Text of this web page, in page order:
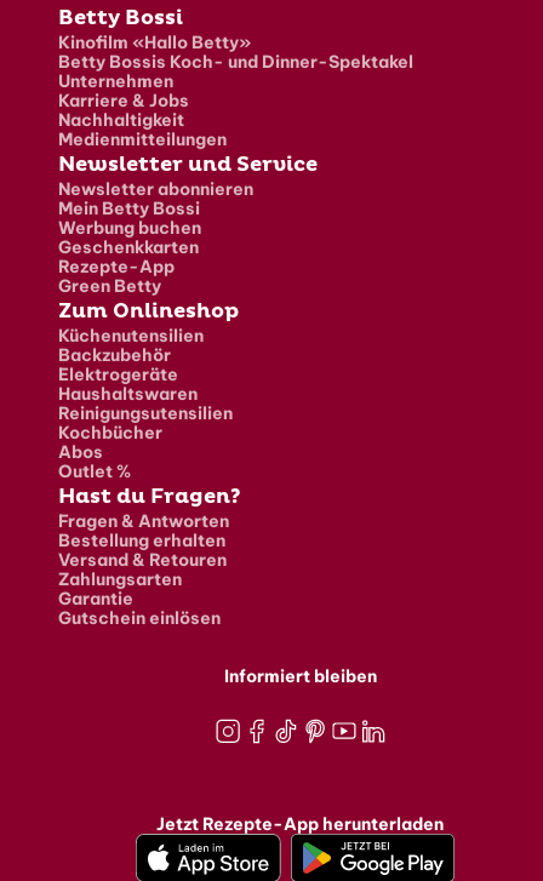
Fusszeile
Betty Bossi
Kinofilm «Hallo Betty»
Betty Bossis Koch- und Dinner-Spektakel
Unternehmen
Karriere & Jobs
Nachhaltigkeit
Medienmitteilungen
Newsletter und Service
Newsletter abonnieren
Mein Betty Bossi
Werbung buchen
Geschenkkarten
Rezepte-App
Green Betty
Zum Onlineshop
Küchenutensilien
Backzubehör
Elektrogeräte
Haushaltswaren
Reinigungsutensilien
Kochbücher
Abos
Outlet %
Hast du Fragen?
Fragen & Antworten
Bestellung erhalten
Versand & Retouren
Zahlungsarten
Garantie
Gutschein einlösen
Informiert bleiben
Jetzt Rezepte-App herunterladen